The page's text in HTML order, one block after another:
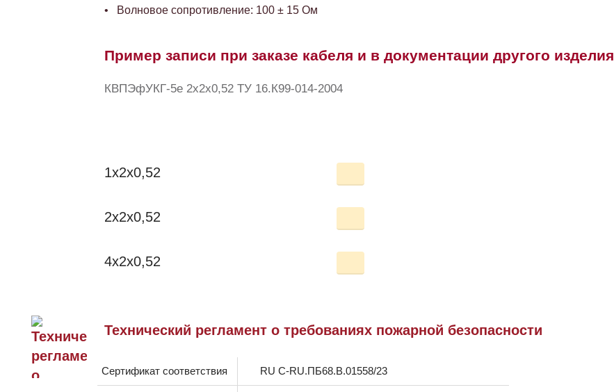
Волновое сопротивление: 100 ± 15 Ом
Пример записи при заказе кабеля и в документации другого изделия
КВПЭфУКГ-5е 2x2x0,52 ТУ 16.К99-014-2004
1x2x0,52
2x2x0,52
4x2x0,52
Технический регламент о требованиях пожарной безопасности
Сертификат соответствия RU C-RU.ПБ68.B.01558/23